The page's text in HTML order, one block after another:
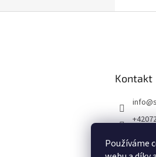
Používáme
Kontakt
info@
bcz